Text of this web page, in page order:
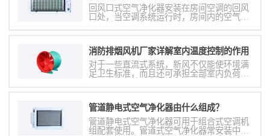
回风口式空气净化器安装在房间空调的回风
口处，当空调系统运行时，房间内的空气持
害物质进行分解和清除，从而提高空气质
量。
消防排烟风机厂家详解室内温度控制的作用
对于一些直流式系统，新风不仅能使环境满
足卫生标准，而且还可承担全部室内负荷。
过热或过冷
管道静电式空气净化器由什么组成？
管道静电式空气净化器可用于组合式空调机
组配套使用。管道式空气净化器常安装中央